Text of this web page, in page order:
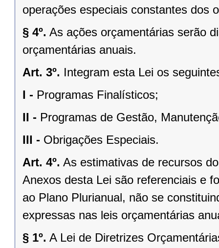
operações especiais constantes dos
§ 4º. As ações orçamentárias serão
orçamentárias anuais.
Art. 3º. Integram esta Lei os
I - Programas Finalísticos;
II - Programas de Gestão,
III - Obrigações Especiais.
Art. 4º. As estimativas de recursos
Anexos desta Lei são referenciais e
ao Plano Plurianual, não se
expressas nas leis orçamentárias
§ 1º. A Lei de Diretrizes